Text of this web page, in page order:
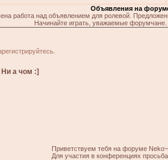
Объявления на
работа над объявлением для ролевой.
Начинайте играть, уважаемые
.
Ни а чом :]
Приветствуем тебя на форуме
Для участия в конференциях